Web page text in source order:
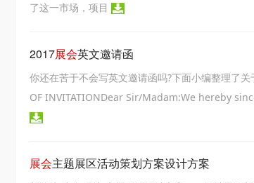
了这一市场，项目
2017展会英文邀请函
你还在苦于不会写英文邀请函吗?下面小编整理了
OF INVITATIONDear Sir/Madam:We hereby
展会主题展区活动策划方案设计方案